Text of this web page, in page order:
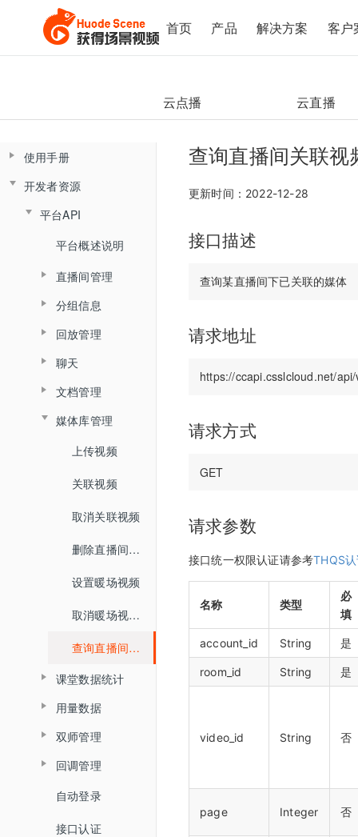
首页 产品 解决方案 客户
云点播 云直播
使用手册
控制台操作手册
直播间管理
创建直播间
直播间设置
链接获取
回放查看
数据总览
监课管理
监课列表
直播间日志
云盘管理
文档库
媒体库
权限管理
子用户管理
操作记录
已删用户
产品简介
角色介绍
登录与准备
主界面介绍
状态监控
产品简介
角色介绍
登录
界面介绍
产品发版记录
发版记录
开发者资源
平台API
平台概述说明
直播间管理
创建直播间
更新直播间
查询直播状态
踢出人员
分组信息
回放管理
聊天
查询聊天信息
文档管理
文档上传
删除文档
查询直播间文档列表
关联文档
取消文档关联
设置预习课件
查询文档下载地址
查询文档详情
媒体库管理
上传视频
关联视频
取消关联视频
删除直播间关联视频
设置暖场视频
取消暖场视频设置
查询直播间关联视频列表
课堂数据统计
用量数据
查询用量信息
双师管理
创建直播间
更新直播间
回调管理
开始结束直播
登录退出
自动登录
接口认证
查询直播间关联视
更新时间：2022-12-28
接口描述
请求地址
请求方式
请求参数
接口统一权限认证请参考THQS
名称 类型
必
填
account_id String 是
room_id String 是
video_id String 否
page Integer 否